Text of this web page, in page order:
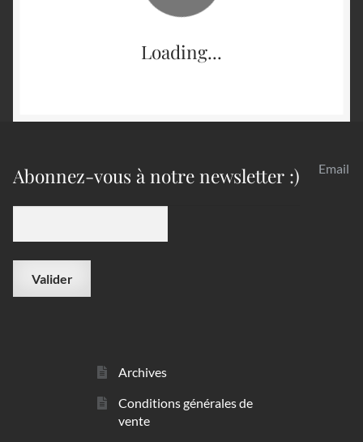
Loading...
Abonnez-vous à notre newsletter :) Email
Archives
Conditions générales de
vente